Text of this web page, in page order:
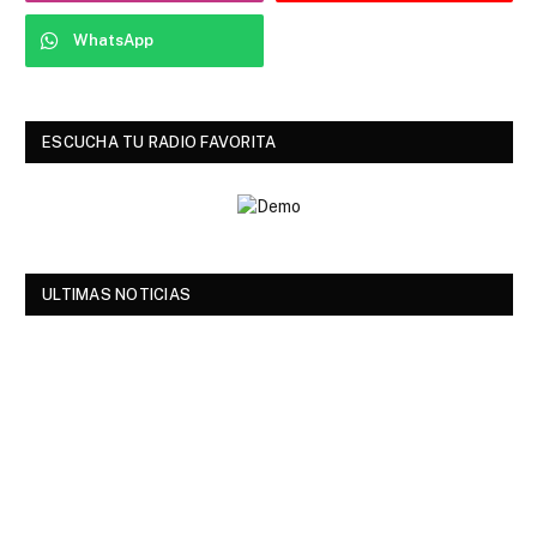
WhatsApp
ESCUCHA TU RADIO FAVORITA
ULTIMAS NOTICIAS